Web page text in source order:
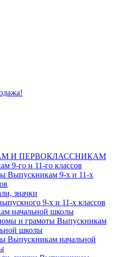
И ПЕРВОКЛАССНИКАМ
9-го и 11-го классов
Выпускникам 9-х и 11-х
значки
9-х и 11-х классов
начальной школы
и грамоты Выпускникам
школы
Выпускникам начальной